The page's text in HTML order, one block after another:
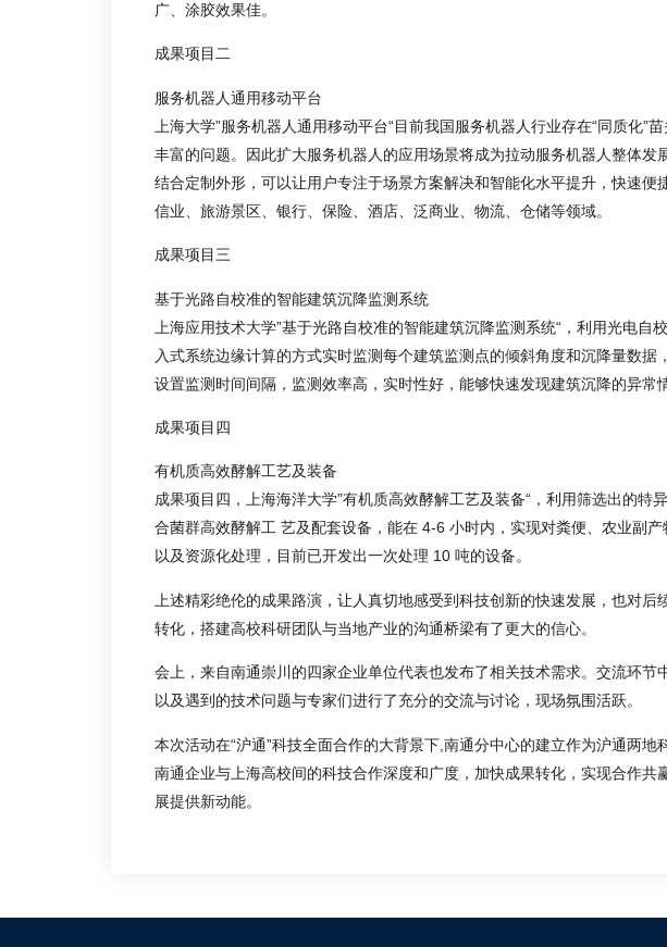
广、涂胶效果佳。
成果项目二
服务机器人通用移动平台
上海大学”服务机器人通用移动平台“目前我国服务机器人行业存在“同质化”
丰富的问题。因此扩大服务机器人的应用场景将成为拉动服务机器人整体发
结合定制外形，可以让用户专注于场景方案解决和智能化水平提升，快速便
信业、旅游景区、银行、保险、酒店、泛商业、物流、仓储等领域。
成果项目三
基于光路自校准的智能建筑沉降监测系统
上海应用技术大学”基于光路自校准的智能建筑沉降监测系统“，利用光电自
入式系统边缘计算的方式实时监测每个建筑监测点的倾斜角度和沉降量数据
设置监测时间间隔，监测效率高，实时性好，能够快速发现建筑沉降的异常
成果项目四
有机质高效酵解工艺及装备
成果项目四，上海海洋大学”有机质高效酵解工艺及装备“，利用筛选出的特
合菌群高效酵解工 艺及配套设备，能在 4-6 小时内，实现对粪便、农业副
以及资源化处理，目前已开发出一次处理 10 吨的设备。
上述精彩绝伦的成果路演，让人真切地感受到科技创新的快速发展，也对后
转化，搭建高校科研团队与当地产业的沟通桥梁有了更大的信心。
会上，来自南通崇川的四家企业单位代表也发布了相关技术需求。交流环节
以及遇到的技术问题与专家们进行了充分的交流与讨论，现场氛围活跃。
本次活动在“沪通”科技全面合作的大背景下,南通分中心的建立作为沪通两地
南通企业与上海高校间的科技合作深度和广度，加快成果转化，实现合作共
展提供新动能。